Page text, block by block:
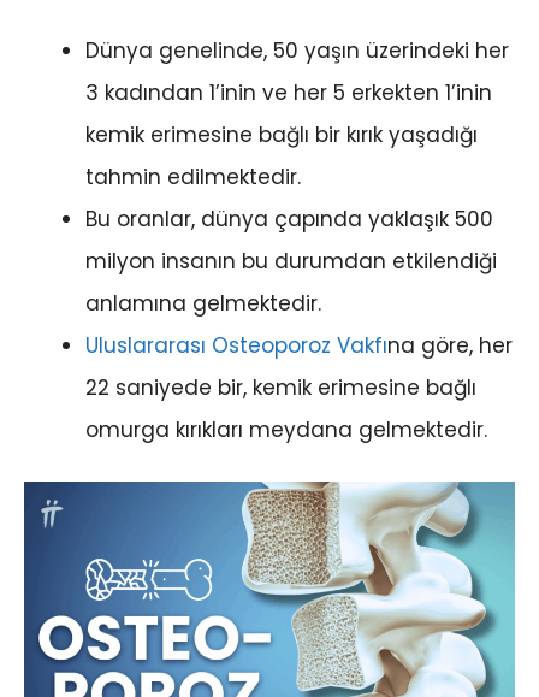
Dünya genelinde, 50 yaşın üzerindeki her
3 kadından 1’inin ve her 5 erkekten 1’inin
kemik erimesine bağlı bir kırık yaşadığı
tahmin edilmektedir.
Bu oranlar, dünya çapında yaklaşık 500
milyon insanın bu durumdan etkilendiği
anlamına gelmektedir.
Uluslararası Osteoporoz Vakfına göre, her
22 saniyede bir, kemik erimesine bağlı
omurga kırıkları meydana gelmektedir.